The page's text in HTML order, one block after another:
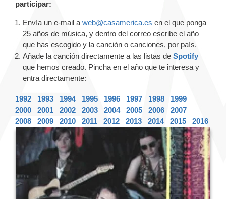
participar:
Envía un e-mail a web@casamerica.es en el que ponga
25 años de música, y dentro del correo escribe el año
que has escogido y la canción o canciones, por país.
Añade la canción directamente a las listas de Spotify
que hemos creado. Pincha en el año que te interesa y
entra directamente:
1992 1993 1994 1995 1996 1997 1998
1999
2000
2001 2002 2003 2004 2005 2006
2007
2008
2009 2010 2011 2012 2013 2014 2015 2016